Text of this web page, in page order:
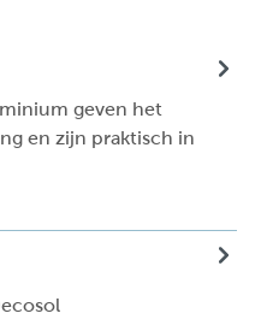
geven het
en zijn praktisch in